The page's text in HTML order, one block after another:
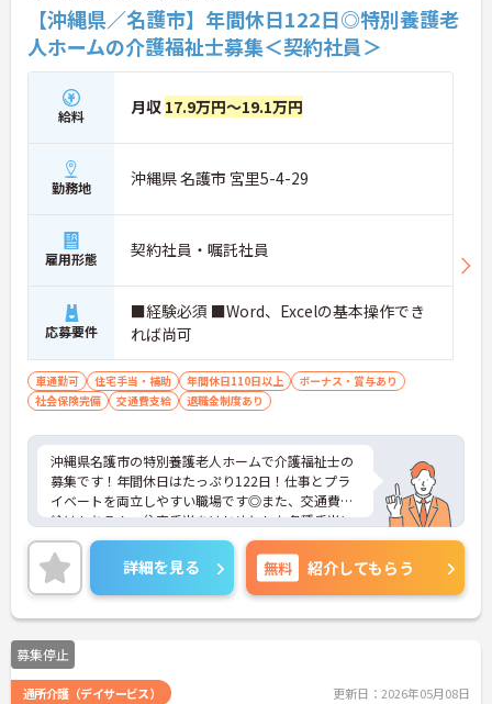
【沖縄県／名護市】年間休日122日◎特別養護老
人ホームの介護福祉士募集＜契約社員＞
給料 月収 17.9万円～19.1万円
勤務地 沖縄県 名護市 宮里5-4-29
雇用形態 契約社員・嘱託社員
応募要件
■経験必須 ■Word、Excelの基本操作でき
れば尚可
車通勤可 住宅手当・補助 年間休日110日以上
ボーナス・賞与あり
社会保険完備
交通費支給 退職金制度あり
沖縄県名護市の特別養護老人ホームで介護福祉士の
募集です！年間休日はたっぷり122日！仕事とプラ
イベートを両立しやすい職場です◎また、交通費支
給はもちろん、住宅手当をはじめとした各種手当に
加え、計4.10ヵ月分の賞与実績ありで待遇面もばっ
ちり！あなたの頑張りがしっかり評価されます♪ご
興味のある方は面接ポイントをお伝えしますので、
お気軽にご相談ください！
詳細を見る 無料 紹介してもらう
募集停止
通所介護（デイサービス） 更新日：2026年05月08日